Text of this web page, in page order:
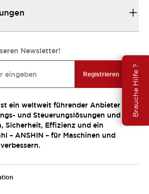
Brauche Hilfe ?
Newsletter!
Registrieren
ein weltweit führender Anbieter
und Steuerungslösungen und
Sicherheit, Effizienz und ein
– ANSHIN – für Maschinen und